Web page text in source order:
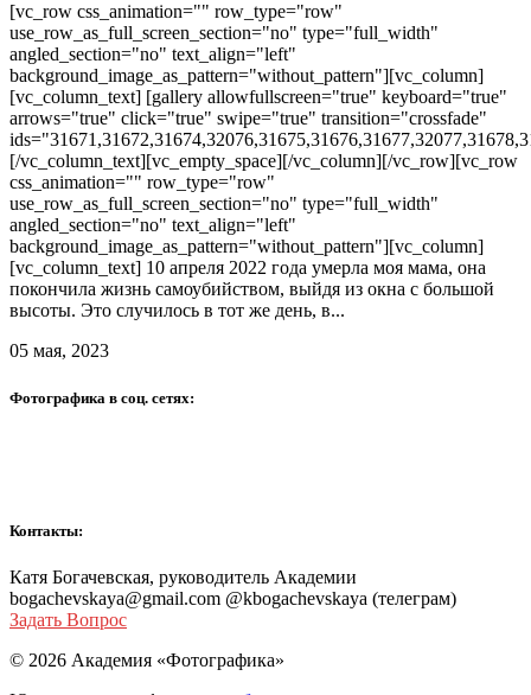
[vc_row css_animation="" row_type="row"
use_row_as_full_screen_section="no" type="full_width"
angled_section="no" text_align="left"
background_image_as_pattern="without_pattern"][vc_column]
[vc_column_text] [gallery allowfullscreen="true" keyboard="true"
arrows="true" click="true" swipe="true" transition="crossfade"
[/vc_column_text][vc_empty_space][/vc_column][/vc_row][vc_row
css_animation="" row_type="row"
use_row_as_full_screen_section="no" type="full_width"
angled_section="no" text_align="left"
background_image_as_pattern="without_pattern"][vc_column]
[vc_column_text] 10 апреля 2022 года умерла моя мама, она
покончила жизнь самоубийством, выйдя из окна с большой
высоты. Это случилось в тот же день, в...
05 мая, 2023
Фотографика в соц. сетях:
Контакты:
Катя Богачевская, руководитель Академии
bogachevskaya@gmail.com @kbogachevskaya (телеграм)
Задать Вопрос
© 2026 Академия «Фотографика»